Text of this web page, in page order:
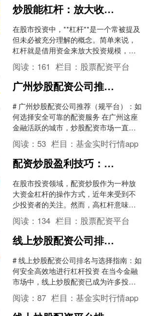
炒股能杠杆：放大收益与风险
在股市投资中，**杠杆**是一个常被提及
但未必被充分理解的概念。简单来说，
杠杆就是借用资金来放大投资规模，从
而实现收益的成倍增长。然而，这种放
大效应同样适用于亏....
阅读： 161 栏目： 股票配资平台
广州炒股配资公司推荐（规平台）
# 广州炒股配资公司推荐（规平台）：如
何选择安全可靠的配资服务 在广州这座
金融活跃的城市，炒股配资市场一直备
受投资者关注。随着市场需求的增长，
各类配资平台层出不....
阅读： 53 栏目：基金实时行情app
配资炒股盈利技巧：高杠杆风险与收益平衡指南
在股市投资领域，配资炒股作为一种放
大资金杠杆的操作方式，近年来受到不
少投资者的关注。然而，高杠杆意味着
高收益的可能性，同时也伴随着更高的
风险。本文将深入探讨配资....
阅读： 134 栏目： 股票配资平台
线上炒股配资公司排名与选择指南
# 线上炒股配资公司排名与选择指南：如
何安全高效地进行杠杆投资 在当今金融
市场中，线上炒股配资已成为许多投资
者放大收益的重要工具。然而，面对市
场上众多的配资平台....
阅读：87 栏目：基金实时行情app